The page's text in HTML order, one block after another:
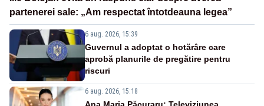
partenerei sale: „Am respectat întotdeauna legea”
6 aug. 2026, 15:39
Guvernul a adoptat o hotărâre care
aprobă planurile de pregătire pentru
riscuri
6 aug. 2026, 15:18